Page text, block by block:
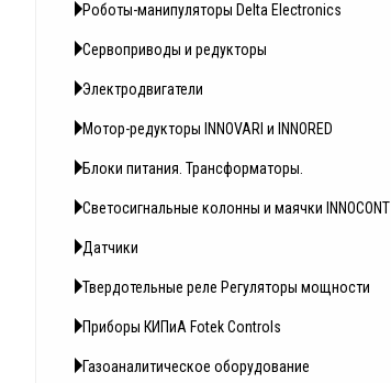
Роботы-манипуляторы Delta Electronics
Сервоприводы и редукторы
Электродвигатели
Мотор-редукторы INNOVARI и INNORED
Блоки питания. Трансформаторы.
Светосигнальные колонны и маячки INNOCONT
Датчики
Твердотельные реле Регуляторы мощности
Приборы КИПиА Fotek Controls
Газоаналитическое оборудование